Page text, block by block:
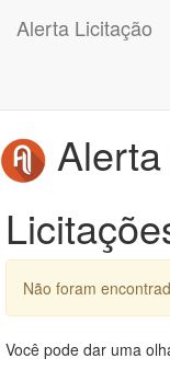
Alerta Licitação
Não foram
Você pode dar uma